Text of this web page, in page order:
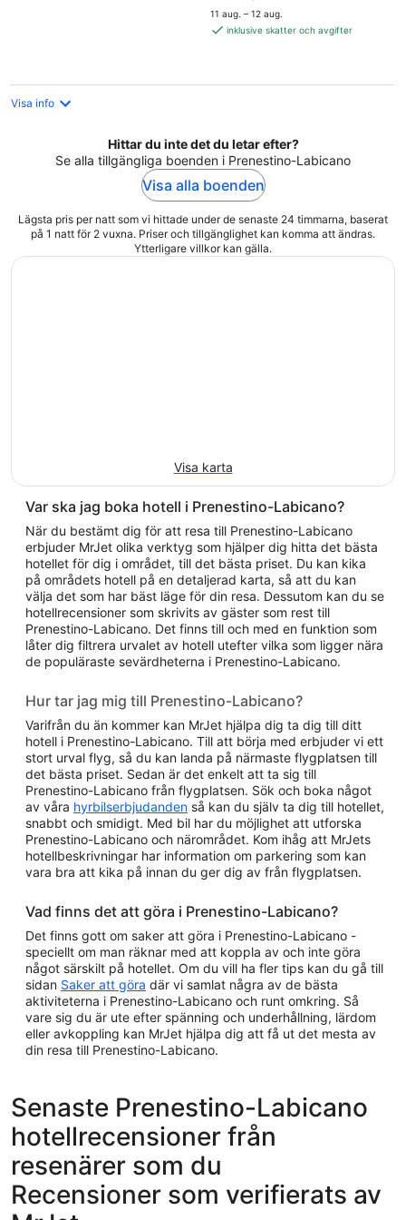
är
2 128 kr
11 aug. – 12 aug.
inklusive skatter och avgifter
Visa info
Hittar du inte det du letar efter?
Se alla tillgängliga boenden i Prenestino-Labicano
Visa alla boenden
Lägsta pris per natt som vi hittade under de senaste 24 timmarna, baserat
på 1 natt för 2 vuxna. Priser och tillgänglighet kan komma att ändras.
Ytterligare villkor kan gälla.
Visa karta
Var ska jag boka hotell i Prenestino-Labicano?
När du bestämt dig för att resa till Prenestino-Labicano
erbjuder MrJet olika verktyg som hjälper dig hitta det bästa
hotellet för dig i området, till det bästa priset. Du kan kika
på områdets hotell på en detaljerad karta, så att du kan
välja det som har bäst läge för din resa. Dessutom kan du se
hotellrecensioner som skrivits av gäster som rest till
Prenestino-Labicano. Det finns till och med en funktion som
låter dig filtrera urvalet av hotell utefter vilka som ligger nära
de populäraste sevärdheterna i Prenestino-Labicano.
Hur tar jag mig till Prenestino-Labicano?
Varifrån du än kommer kan MrJet hjälpa dig ta dig till ditt
hotell i Prenestino-Labicano. Till att börja med erbjuder vi ett
stort urval flyg, så du kan landa på närmaste flygplatsen till
det bästa priset. Sedan är det enkelt att ta sig till
Prenestino-Labicano från flygplatsen. Sök och boka något
av våra hyrbilserbjudanden så kan du själv ta dig till hotellet,
snabbt och smidigt. Med bil har du möjlighet att utforska
Prenestino-Labicano och närområdet. Kom ihåg att MrJets
hotellbeskrivningar har information om parkering som kan
vara bra att kika på innan du ger dig av från flygplatsen.
Vad finns det att göra i Prenestino-Labicano?
Det finns gott om saker att göra i Prenestino-Labicano -
speciellt om man räknar med att koppla av och inte göra
något särskilt på hotellet. Om du vill ha fler tips kan du gå till
sidan Saker att göra där vi samlat några av de bästa
aktiviteterna i Prenestino-Labicano och runt omkring. Så
vare sig du är ute efter spänning och underhållning, lärdom
eller avkoppling kan MrJet hjälpa dig att få ut det mesta av
din resa till Prenestino-Labicano.
Senaste Prenestino-Labicano
hotellrecensioner från
resenärer som du
Recensioner som verifierats av